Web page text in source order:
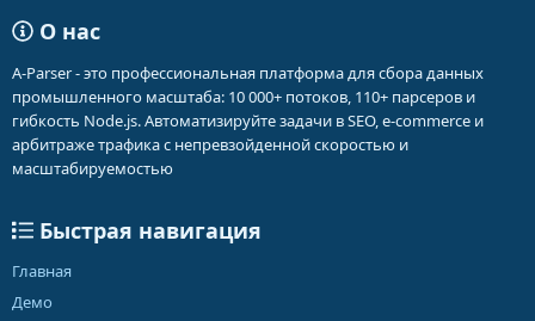
О нас
A-Parser - это профессиональная платформа для сбора данных
промышленного масштаба: 10 000+ потоков, 110+ парсеров и
гибкость Node.js. Автоматизируйте задачи в SEO, e-commerce и
арбитраже трафика с непревзойденной скоростью и
масштабируемостью
Быстрая навигация
Главная
Демо